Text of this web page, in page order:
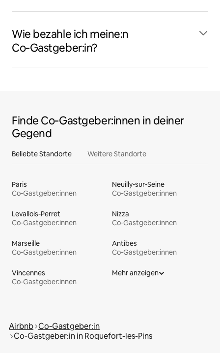
Wie bezahle ich meine:n
Co‑Gastgeber:in?
Finde Co‑Gastgeber:innen in deiner
Gegend
Beliebte Standorte Weitere Standorte
Paris
Co‑Gastgeber:innen
Neuilly-sur-Seine
Co‑Gastgeber:innen
Levallois-Perret
Co‑Gastgeber:innen
Nizza
Co‑Gastgeber:innen
Marseille
Co‑Gastgeber:innen
Antibes
Co‑Gastgeber:innen
Vincennes
Co‑Gastgeber:innen
Mehr anzeigen
Airbnb Co‑Gastgeber:in
Co‑Gastgeber:in in Roquefort-les-Pins